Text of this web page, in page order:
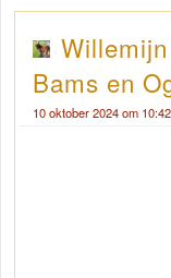
Bams en
10 oktober 2024 om 10:42